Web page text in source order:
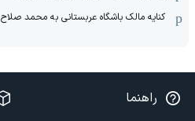
کنایه مالک باشگاه عربستانی به محمد صلاح
راهنما